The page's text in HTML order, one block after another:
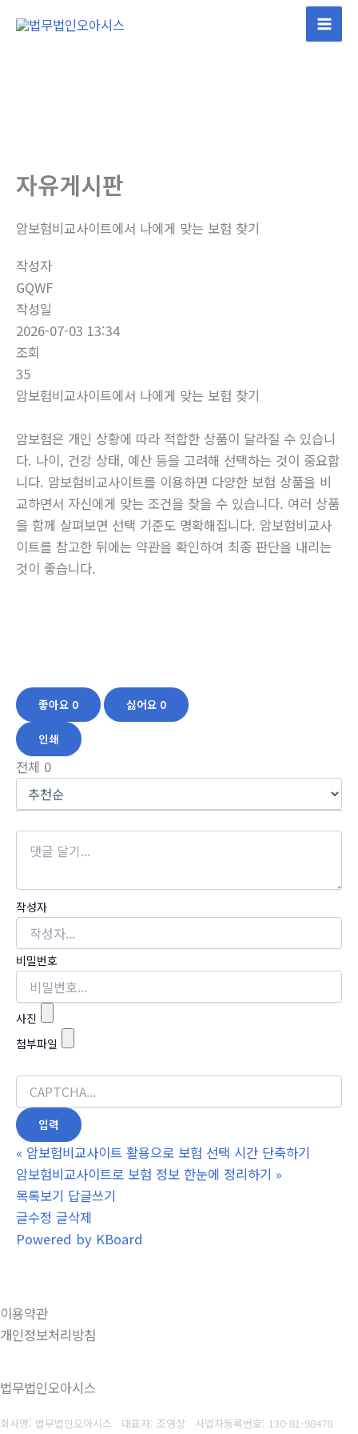
Main
자유게시판
암보험비교사이트에서 나에게 맞는 보험 찾기
작성자
GQWF
작성일
2026-07-03 13:34
조회
35
암보험비교사이트에서 나에게 맞는 보험 찾기
암보험은 개인 상황에 따라 적합한 상품이 달라질 수 있습니
다. 나이, 건강 상태, 예산 등을 고려해 선택하는 것이 중요합
니다. 암보험비교사이트를 이용하면 다양한 보험 상품을 비
교하면서 자신에게 맞는 조건을 찾을 수 있습니다. 여러 상품
을 함께 살펴보면 선택 기준도 명확해집니다. 암보험비교사
이트를 참고한 뒤에는 약관을 확인하여 최종 판단을 내리는
것이 좋습니다.
좋아요 0 싫어요 0
인쇄
전체 0
작성자
비밀번호
사진
첨부파일
« 암보험비교사이트 활용으로 보험 선택 시간 단축하기
암보험비교사이트로 보험 정보 한눈에 정리하기 »
목록보기 답글쓰기
글수정 글삭제
Powered by KBoard
이용약관
개인정보처리방침
법무법인오아시스
회사명: 법무법인오아시스 대표자: 조영상 사업자등록번호: 130-81-98478